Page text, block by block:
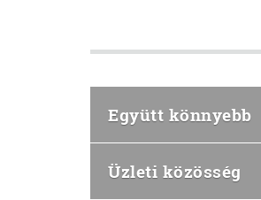
Együtt könnyebb
Üzleti közösség